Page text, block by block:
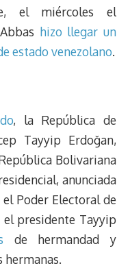
el miércoles el
hizo llegar un
estado venezolano.
, la República de
Tayyip Erdoğan,
Bolivariana
anunciada
Poder Electoral de
el presidente Tayyip
de hermandad y
hermanas.